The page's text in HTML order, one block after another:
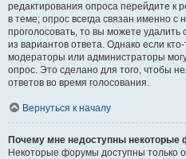
редактирования опроса перейдите к
в теме; опрос всегда связан именно с
проголосовать, то вы можете
из вариантов ответа. Однако если
модераторы или администраторы
опрос. Это сделано для того, чтобы
ответов во время голосования.
Вернуться к началу
Почему мне недоступны
Некоторые форумы доступны только